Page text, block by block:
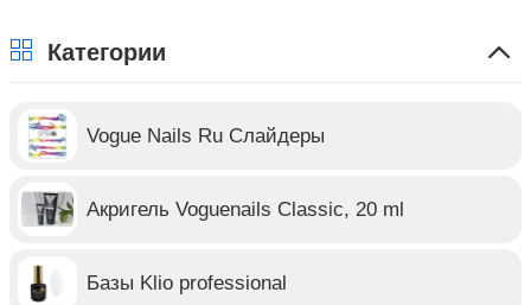
Категории
Vogue Nails Ru Слайдеры
Акригель Voguenails Classic, 20 ml
Базы Klio professional